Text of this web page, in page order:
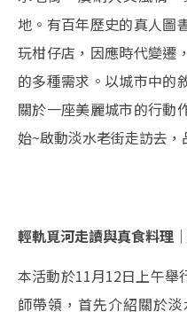
地。有百年歷史的真人圖
玩柑仔店，因應時代變遷
的多種需求。以城市中的
關於一座美麗城市的行動
始~啟動淡水老街走訪去，
輕軌覓河走讀與真食料理
本活動於11月12日上午舉
師帶領，首先介紹關於